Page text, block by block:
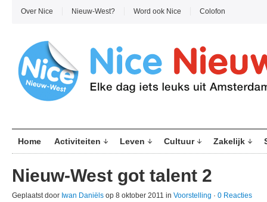
Over Nice Nieuw-West? Word ook Nice Colofon
Home Activiteiten Leven Cultuur Zakelijk
Nieuw-West got talent 2
Geplaatst door Iwan Daniëls op 8 oktober 2011 in Voorstelling · 0 Reacties